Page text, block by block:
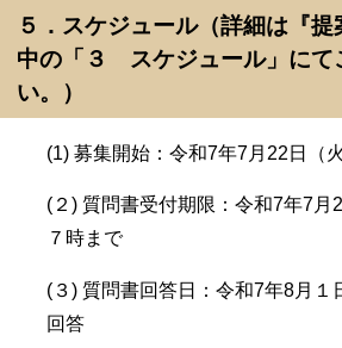
５．スケジュール（詳細は『提
中の「３ スケジュール」にて
い。）
(1) 募集開始：令和7年7月22日（火
(２) 質問書受付期限：令和7年7月
７時まで
(３) 質問書回答日：令和7年8月１
回答